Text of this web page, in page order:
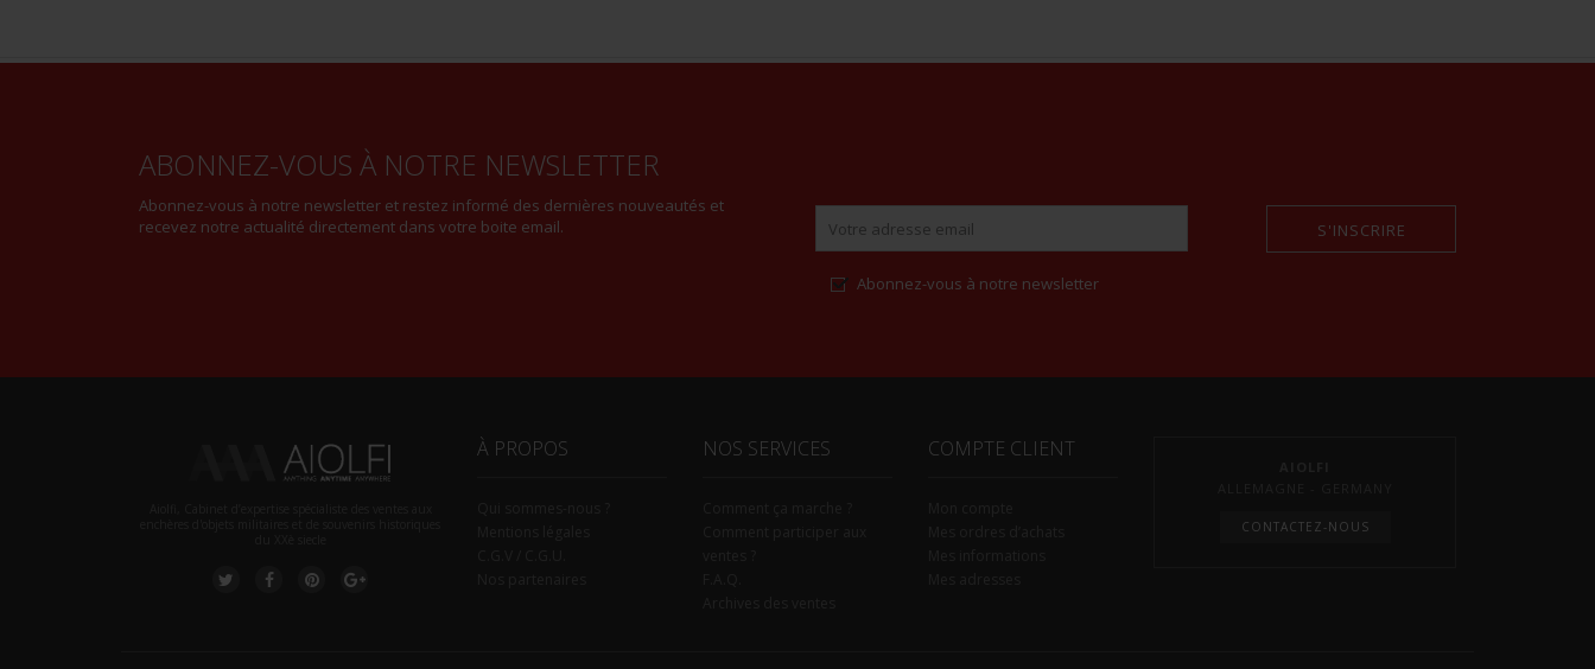
ABONNEZ-VOUS À NOTRE NEWSLETTER
Abonnez-vous à notre newsletter et restez informé des dernières nouveautés et
recevez notre actualité directement dans votre boite email.
Abonnez-vous à notre newsletter
S'INSCRIRE
À PROPOS NOS SERVICES COMPTE CLIENT
CONTACTEZ-NOUS